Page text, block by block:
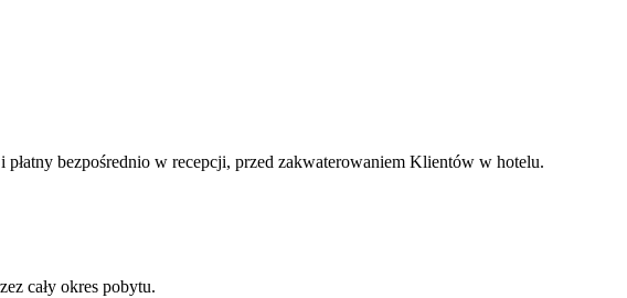
bezpośrednio w recepcji, przed zakwaterowaniem Klientów w hotelu.
cały okres pobytu.